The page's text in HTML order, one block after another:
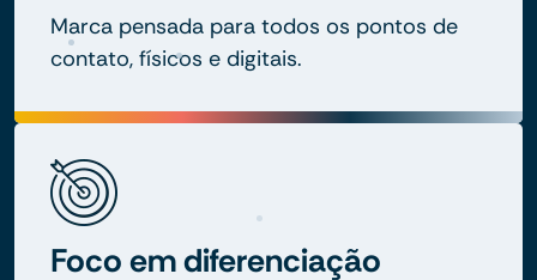
Marca pensada para todos os pontos de
contato, físicos e digitais.
Foco em diferenciação